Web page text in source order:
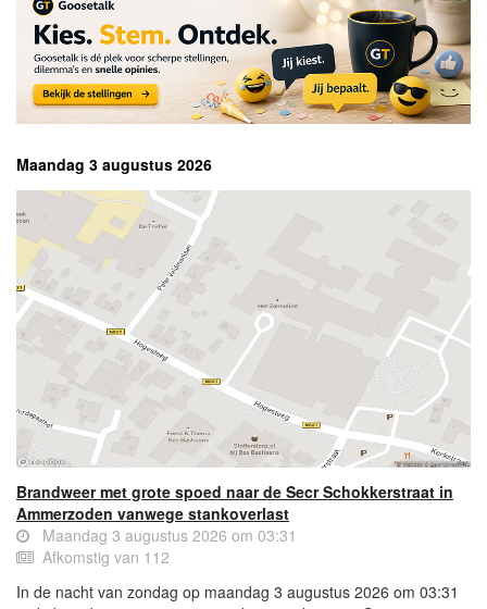
Maandag 3 augustus 2026
Brandweer met grote spoed naar de Secr Schokkerstraat in
Ammerzoden vanwege stankoverlast
Maandag 3 augustus 2026 om 03:31
Afkomstig van 112
In de nacht van zondag op maandag 3 augustus 2026 om 03:31